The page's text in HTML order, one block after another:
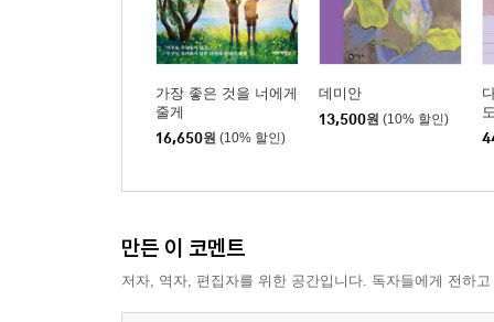
가장 좋은 것을 너에게
줄게
16,650원 (10% 할인)
데미안
13,500원 (10% 할인)
만든 이 코멘트
저자, 역자, 편집자를 위한 공간입니다. 독자들에게 전하